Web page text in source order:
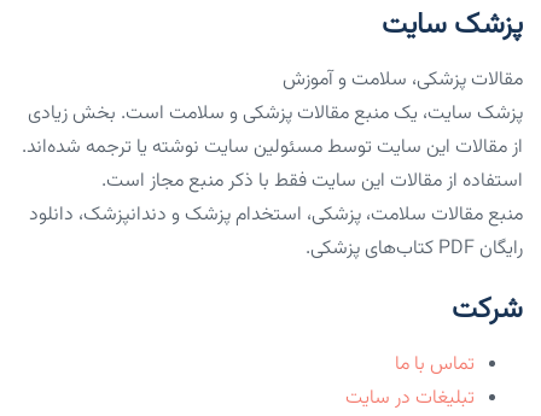
پزشک سایت
مقالات پزشکی، سلامت و آموزش
پزشک سایت، یک منبع مقالات پزشکی و سلامت است. بخش زیادی
از مقالات این سایت توسط مسئولین سایت نوشته یا ترجمه شده‌اند.
استفاده از مقالات این سایت فقط با ذکر منبع مجاز است.
منبع مقالات سلامت، پزشکی، استخدام پزشک و دندانپزشک، دانلود
رایگان PDF کتاب‌های پزشکی.
شرکت
تماس با ما
تبلیغات در سایت